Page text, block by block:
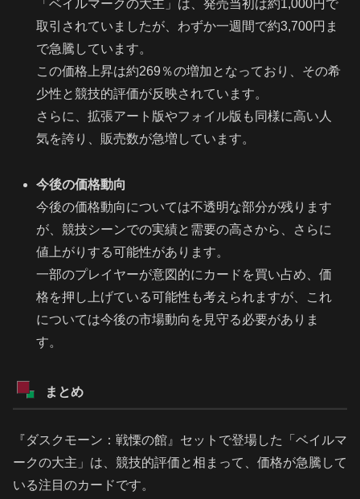
「ベイルマークの大主」は、発売当初は約1,000円で
取引されていましたが、わずか一週間で約3,700円ま
で急騰しています。
この価格上昇は約269％の増加となっており、その希
少性と競技的評価が反映されています。
さらに、拡張アート版やフォイル版も同様に高い人
気を誇り、販売数が急増しています。
今後の価格動向
今後の価格動向については不透明な部分が残ります
が、競技シーンでの実績と需要の高さから、さらに
値上がりする可能性があります。
一部のプレイヤーが意図的にカードを買い占め、価
格を押し上げている可能性も考えられますが、これ
については今後の市場動向を見守る必要がありま
す。
まとめ
『ダスクモーン：戦慄の館』セットで登場した「ベイルマ
ークの大主」は、競技的評価と相まって、価格が急騰して
いる注目のカードです。